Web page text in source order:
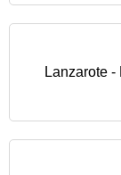
Lanzarote